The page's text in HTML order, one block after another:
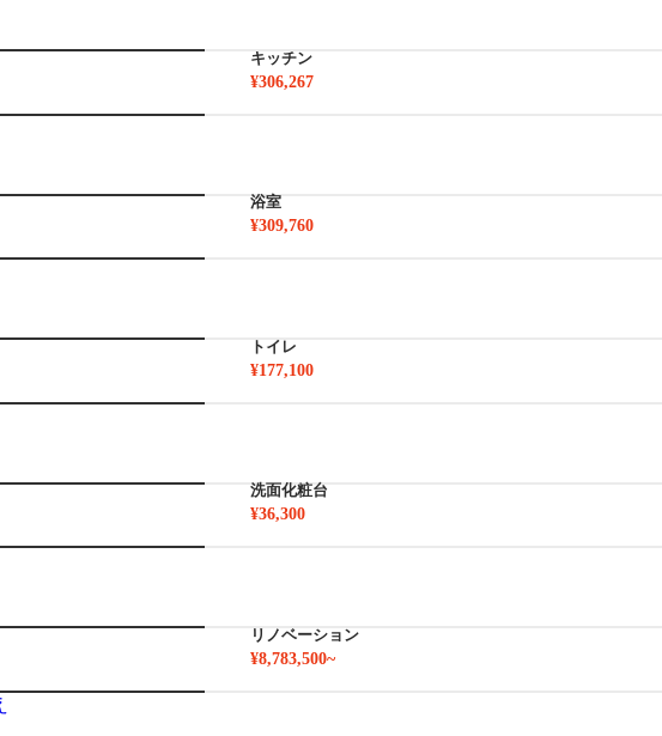
キッチン
¥306,267
浴室
¥309,760
トイレ
¥177,100
洗面化粧台
¥36,300
リノベーション
¥8,783,500~